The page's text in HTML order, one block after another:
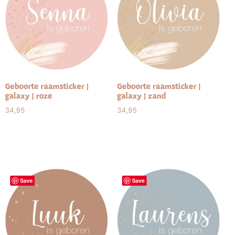
Geboorte raamsticker |
galaxy | roze
34,95
Geboorte raamsticker |
galaxy | zand
34,95
Save Save